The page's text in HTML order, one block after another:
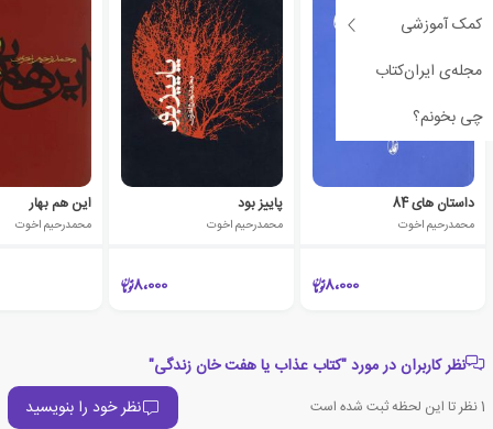
کمک آموزشی
مجله‌ی ایران‌کتاب
چی بخونم؟
داستان های 84
محمدرحیم اخوت
8،000
پاییز بود
محمدرحیم اخوت
8،000
این هم بهار
محمدرحیم اخوت
نظر کاربران در مورد "کتاب عذاب یا هفت خان زندگی"
1نظر تا این لحظه ثبت شده است نظر خود را بنویسید